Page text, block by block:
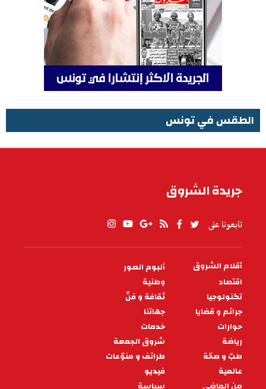
الطقس في تونس
جريدة الشروق
تابعونا على
PIED
DE
PAGE
أقلام الشروق
ألبوم الصور
اقتصاد
وطنية
تكنولوجيا
ثقافة و فنّ
جرائم و قضايا
جهاتنا
حوارات
خدمات
رياضة
شروق الجمعة
طبّ و صحّة
طرائف و منوّعات
عالمية
فيديو
من الماضي
سياسة